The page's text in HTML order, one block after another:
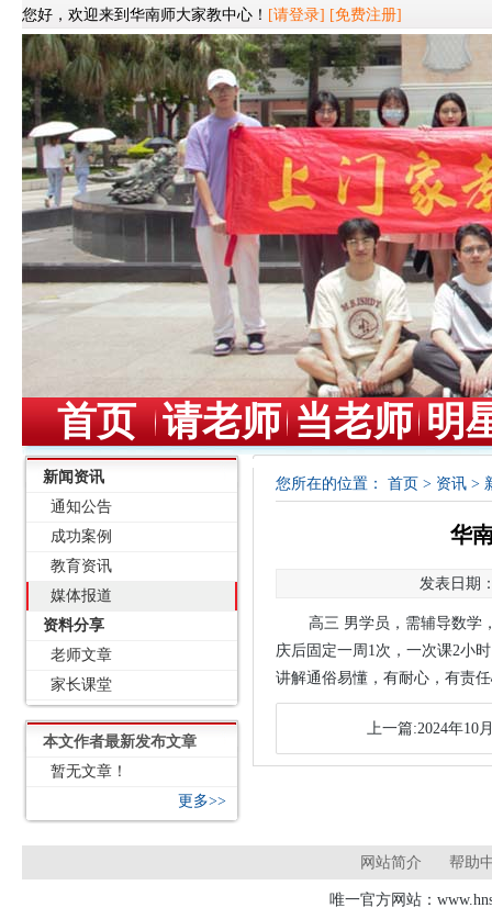
您好，欢迎来到华南师大家教中心！ [请登录] [免费注册]
首页 请老师 当老师 明
新闻资讯
通知公告
成功案例
教育资讯
媒体报道
资料分享
老师文章
家长课堂
本文作者最新发布文章
暂无文章！
更多>>
您所在的位置： 首页 > 资讯 >
华
发表日期
高三 男学员，需辅导数学
庆后固定一周1次，一次课2小
讲解通俗易懂，有耐心，有责
上一篇:2024年10
网站简介 帮助
唯一官方网站：